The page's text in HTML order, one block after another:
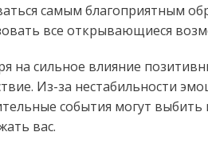
самым благоприятным
все открывающиеся
на сильное влияние
Из-за нестабильности
события могут выбить
вас.